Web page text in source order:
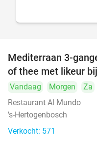
Mediterraan 3-
of thee met likeur
Vandaag Morgen Za
Restaurant Al Mundo
's-Hertogenbosch
Verkocht: 571